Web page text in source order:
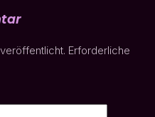
Erforderliche